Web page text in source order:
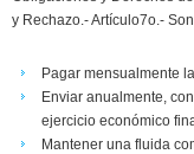
y Rechazo.- Artículo7o.-
Pagar mensualmente
Enviar anualmente,
ejercicio económico
Mantener una fluida